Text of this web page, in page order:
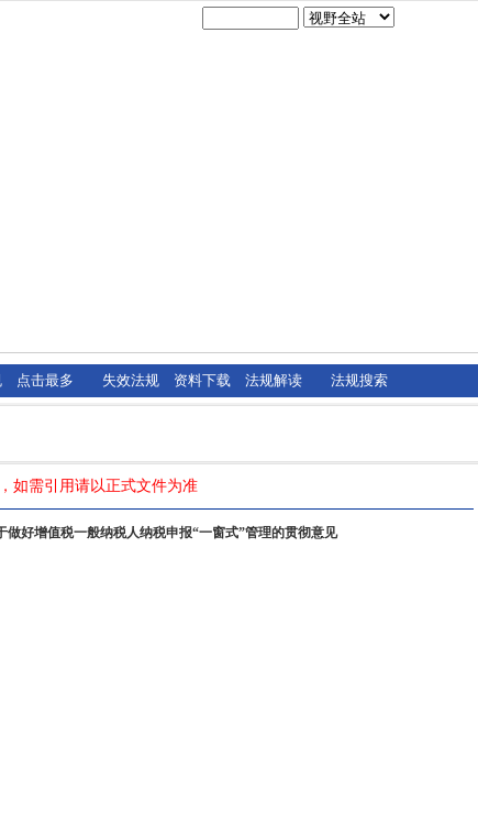
点击最多 失效法规 资料下载 法规解读 法规搜索
如需引用请以正式文件为准
做好增值税一般纳税人纳税申报“一窗式”管理的贯彻意见